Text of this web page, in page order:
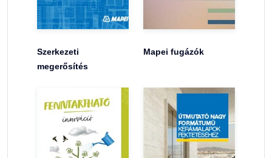
Szerkezeti
megerősítés
Mapei fugázók